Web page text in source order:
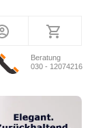
Beratung
030 - 12074216